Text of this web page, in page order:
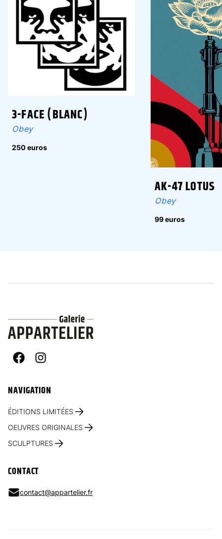
3-FACE (BLANC)
Obey
250 euros
AK-47 LOTUS
Obey
99 euros
FacebookInstagram
NAVIGATION
ÉDITIONS LIMITÉES
OEUVRES ORIGINALES
SCULPTURES
CONTACT
contact@appartelier.fr